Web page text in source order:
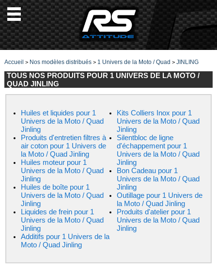
Accueil > Nos modèles distribués> 1 Univers de la Moto / Quad > JINLING
TOUS NOS PRODUITS POUR 1 UNIVERS DE LA MOTO /
QUAD JINLING
Huiles et liquides pour 1
Univers de la Moto / Quad
Jinling
Produits d'entretien filtres à
air coton pour 1 Univers de
la Moto / Quad Jinling
Huiles moteur pour 1
Univers de la Moto / Quad
Jinling
Huiles de boîte pour 1
Univers de la Moto / Quad
Jinling
Liquides de frein pour 1
Univers de la Moto / Quad
Jinling
Additifs pour 1 Univers de la
Moto / Quad Jinling
Kits Colliers Inox pour 1
Univers de la Moto / Quad
Jinling
Silentbloc de ligne
d'échappement pour 1
Univers de la Moto / Quad
Jinling
Bon Cadeau pour 1
Univers de la Moto / Quad
Jinling
Outillage pour 1 Univers de
la Moto / Quad Jinling
Produits d'atelier pour 1
Univers de la Moto / Quad
Jinling